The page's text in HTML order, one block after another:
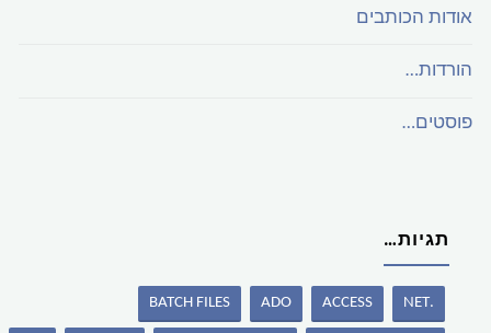
אודות הכותבים
הורדות…
פוסטים…
תגיות…
.NET
ACCESS
ADO
BATCH FILES